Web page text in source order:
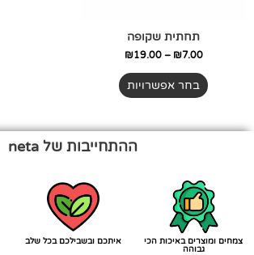
תחתית שקופה
₪7.00
–
₪19.00
בחר אפשרויות
המוצר
ההתחייבות של neta
צמחים ומוצרים באיכות הכי
גבוהה
איתכם ובשבילכם בכל שלב